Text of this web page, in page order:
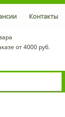
Контакты
от 4000 руб.